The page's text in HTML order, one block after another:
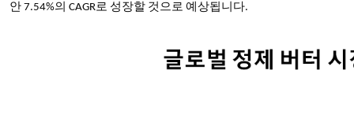
안 7.54%의 CAGR로 성장할 것으로 예상됩니다.